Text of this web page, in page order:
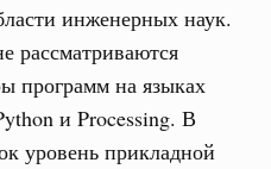
инженерных наук.
рассматриваются
программ на языках
и Processing. В
уровень прикладной